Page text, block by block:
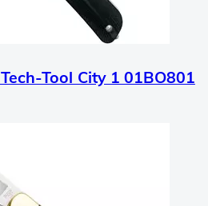
Tool City 1 01BO801